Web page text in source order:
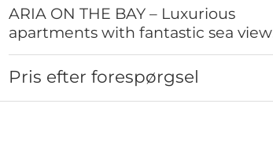
ARIA ON THE BAY – Luxurious
apartments with fantastic sea view
and Miami city views
Pris efter forespørgsel